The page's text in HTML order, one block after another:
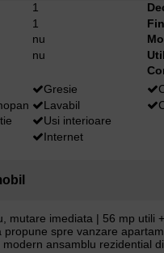
1
1
nu
nu
Gresie
Lavabil
Usi interioare
Internet
mutare imediata | 56 mp utili
propune spre vanzare
ansamblu rezidential